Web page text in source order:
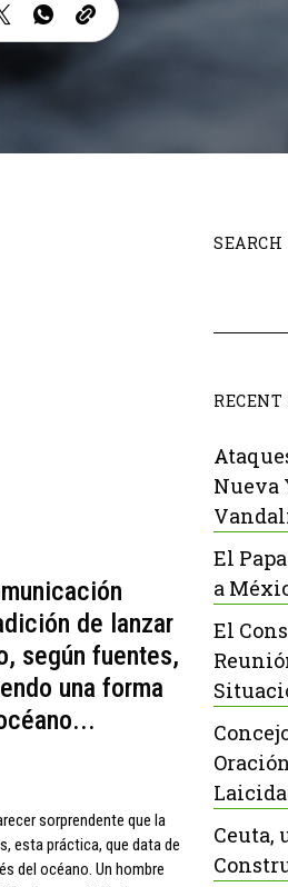
de lanzar
según fuentes,
una forma
sorprendente que la
esta práctica, que data de
del océano. Un hombre
SEARCH
RECENT
Nueva
El
a
El
Ceuta,